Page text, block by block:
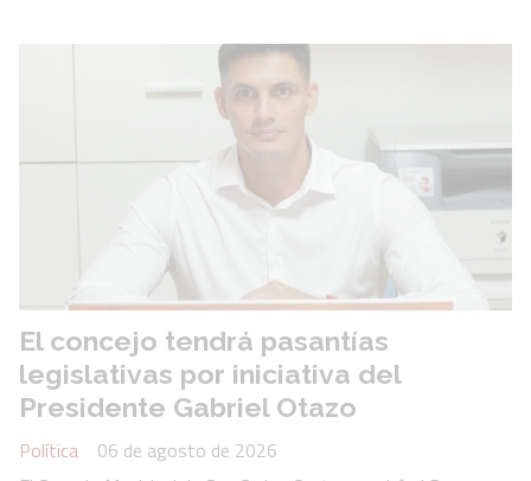
El concejo tendrá pasantías
legislativas por iniciativa del
Presidente Gabriel Otazo
Política
06 de agosto de 2026